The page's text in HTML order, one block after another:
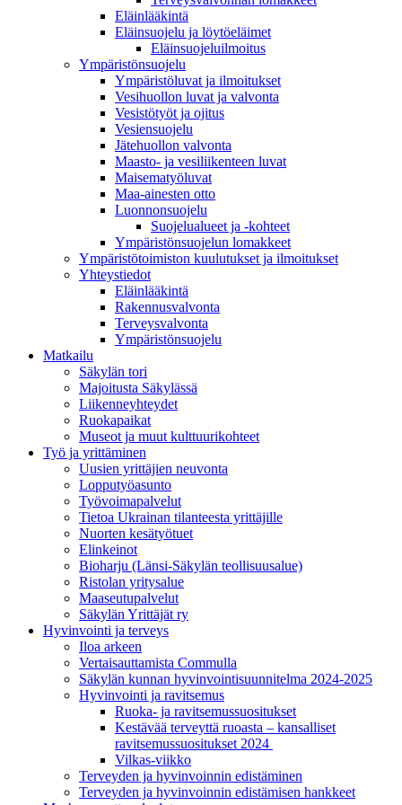
Eläinlääkintä
Eläinsuojelu ja löytöeläimet
Eläinsuojeluilmoitus
Ympäristönsuojelu
Ympäristöluvat ja ilmoitukset
Vesihuollon luvat ja valvonta
Vesistötyöt ja ojitus
Vesiensuojelu
Jätehuollon valvonta
Maasto- ja vesiliikenteen luvat
Maisematyöluvat
Maa-ainesten otto
Luonnonsuojelu
Suojelualueet ja -kohteet
Ympäristönsuojelun lomakkeet
Ympäristötoimiston kuulutukset ja ilmoitukset
Yhteystiedot
Eläinlääkintä
Rakennusvalvonta
Terveysvalvonta
Ympäristönsuojelu
Mat­kailu
Säkylän tori
Majoitusta Säkylässä
Liikenneyhteydet
Ruokapaikat
Museot ja muut kulttuurikohteet
Työ ja yrittä­minen
Uusien yrittäjien neuvonta
Lopputyöasunto
Työvoimapalvelut
Tietoa Ukrainan tilanteesta yrittäjille
Nuorten kesätyötuet
Elinkeinot
Bioharju (Länsi-Säkylän teollisuusalue)
Ristolan yritysalue
Maaseutupalvelut
Säkylän Yrittäjät ry
Hyvinvointi ja terveys
Iloa arkeen
Vertaisauttamista Commulla
Säkylän kunnan hyvinvointisuunnitelma 2024-2025
Hyvinvointi ja ravitsemus
Ruoka- ja ravitsemussuositukset
Kestävää terveyttä ruoasta – kansalliset
ravitsemussuositukset 2024
Vilkas-viikko
Terveyden ja hyvinvoinnin edistäminen
Terveyden ja hyvinvoinnin edistämisen hankkeet